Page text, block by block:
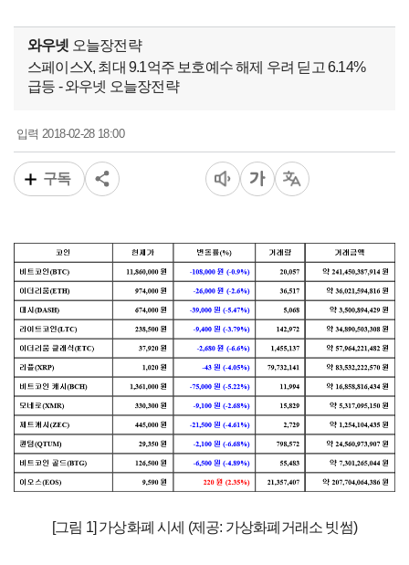
와우넷 오늘장전략
스페이스X, 최대 9.1억주 보호예수 해제 우려 딛고 6.14%
급등 - 와우넷 오늘장전략
입력2018-02-28 18:00
구독
[그림 1] 가상화폐 시세 (제공: 가상화폐거래소 빗썸)